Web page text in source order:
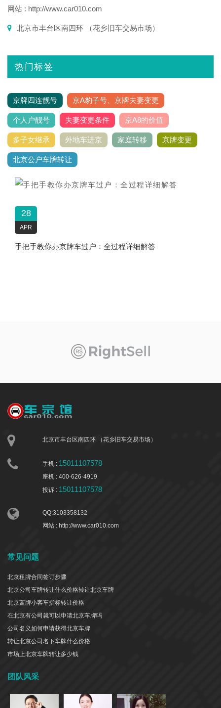
网站 : http://www.car010.com
北京市丰台区南四环 （花乡旧车交易市场）
热门标签
京牌四连靓号 京A豹子号、京牌夫妻变更
个人户靓号 夫妻变更条件 京A8的价值
多子女继承 外地车进京 家庭转移 京牌变更
北京公户车牌转让
手把手教你办京牌车过户：全过程详细解答
28
APR
北京市丰台区南四环 （花乡旧车交易市场）
手机 : 15011107578
座机 : 400-626-4919
投诉 : 15011107578
QQ:3103358132
网站 : http://www.car010.com
常见问题
北京租牌合同签订步骤
北京公司车牌转让什么价格转让北京车牌
北京蓝牌小客车指标转让价格
在北京有公司就可以申请北京车牌吗
公司名义如何申请获得北京车牌
转让北京公司名下车牌什么价格
市场上北京车牌转让多少钱
团队风采